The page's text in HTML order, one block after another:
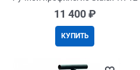
11 400 ₽
КУПИТЬ